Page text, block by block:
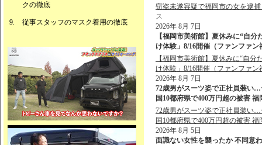
クの徹底
従事スタッフのマスク着用の徹底
窃盗未遂容疑で福岡市の女を逮
ス
2026年 8月 7日
【福岡市美術館】夏休みに“自
け体験」8/16開催（ファンファ
【福岡市美術館】夏休みに“自
け体験」8/16開催（ファンファン
2026年 8月 7日
72歳男がスーツ姿で正社員装い
国10都府県で400万円超の被害
72歳男がスーツ姿で正社員装い
国10都府県で400万円超の被害 福
2026年 8月 5日
面識ない女性を襲ったか 不同意